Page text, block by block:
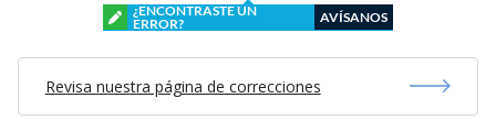
¿ENCONTRASTE UN
ERROR?
AVÍSANOS
Revisa nuestra página de correcciones